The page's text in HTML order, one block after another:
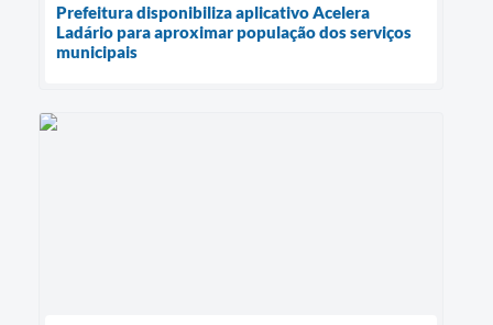
Prefeitura disponibiliza aplicativo Acelera
Ladário para aproximar população dos serviços
municipais